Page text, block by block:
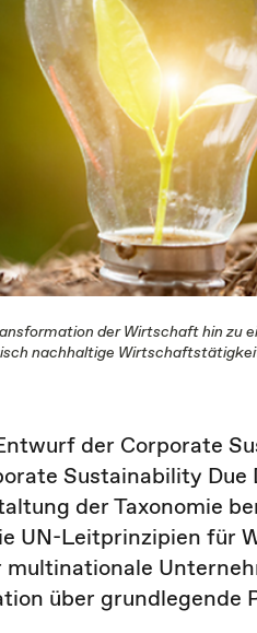
der Wirtschaft hin zu
nachhaltige
der Corporate
Sustainability Due
der Taxonomie
UN-Leitprinzipien für
über grundlegende